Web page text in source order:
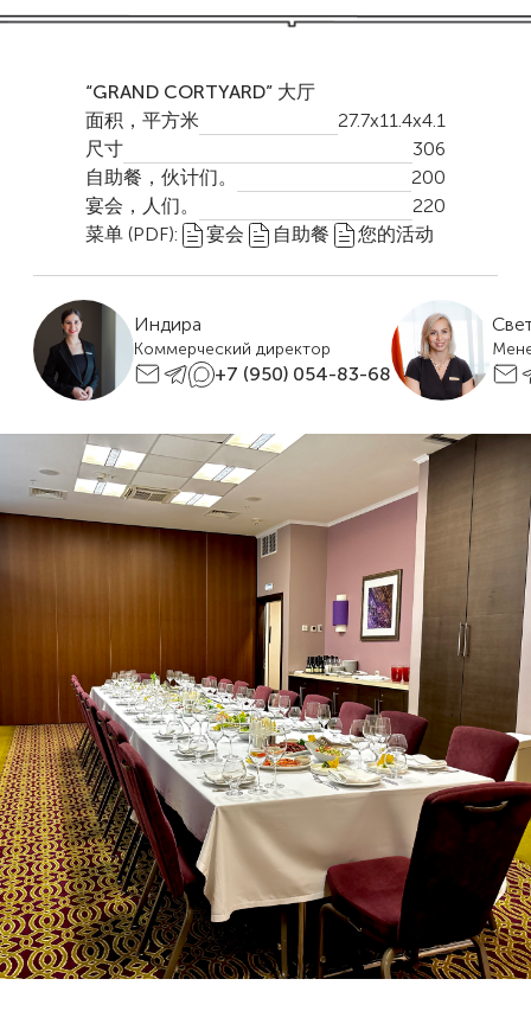
“GRAND CORTYARD” 大厅
面积，平方米
27.7x11.4x4.1
尺寸
306
自助餐，伙计们。
200
宴会，人们。
220
菜单 (PDF):
宴会 自助餐 您的活动
Индира
Коммерческий директор
+7 (950) 054-83-68